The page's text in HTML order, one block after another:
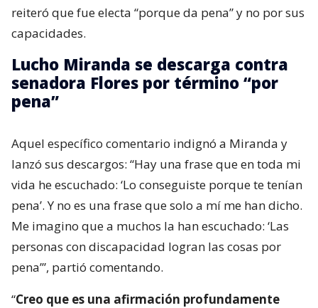
reiteró que fue electa “porque da pena” y no por sus
capacidades.
Lucho Miranda se descarga contra
senadora Flores por término “por
pena”
Aquel específico comentario indignó a Miranda y
lanzó sus descargos: “Hay una frase que en toda mi
vida he escuchado: ‘Lo conseguiste porque te tenían
pena’. Y no es una frase que solo a mí me han dicho.
Me imagino que a muchos la han escuchado: ‘Las
personas con discapacidad logran las cosas por
pena’”, partió comentando.
“Creo que es una afirmación profundamente